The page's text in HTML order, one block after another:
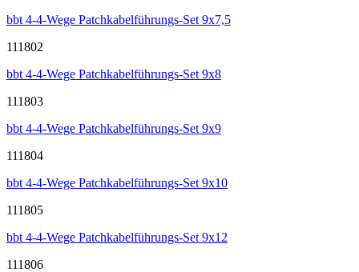
bbt 4-4-Wege Patchkabelführungs-Set 9x7,5
111802
bbt 4-4-Wege Patchkabelführungs-Set 9x8
111803
bbt 4-4-Wege Patchkabelführungs-Set 9x9
111804
bbt 4-4-Wege Patchkabelführungs-Set 9x10
111805
bbt 4-4-Wege Patchkabelführungs-Set 9x12
111806